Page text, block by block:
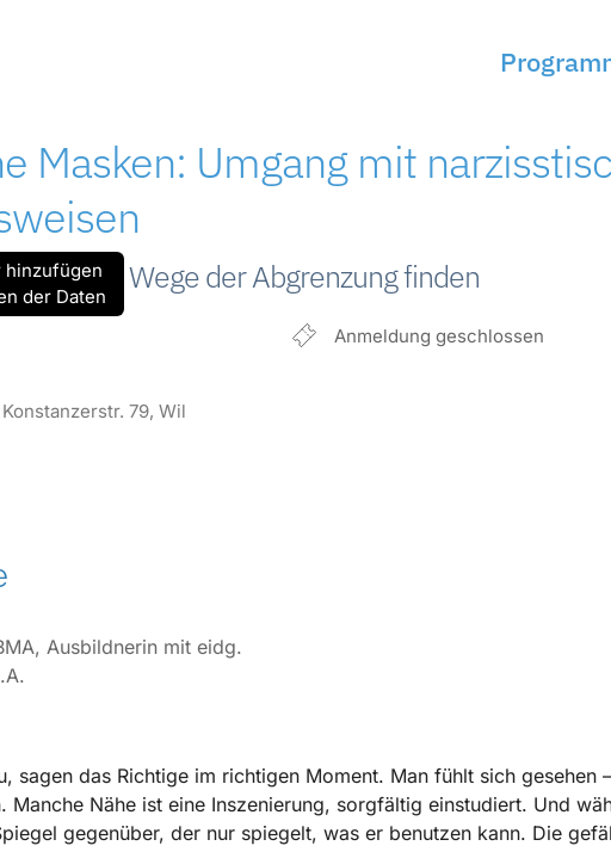
Masken: Umgang mit
und Wege der Abgrenzung finden
hinzufügen
der Daten
79, Wil
Ausbildnerin mit eidg.
Anmeldung geschlossen
sagen das Richtige im richtigen Moment. Man fühlt sich
Manche Nähe ist eine Inszenierung, sorgfältig einstudiert. Und
gegenüber, der nur spiegelt, was er benutzen kann. Die